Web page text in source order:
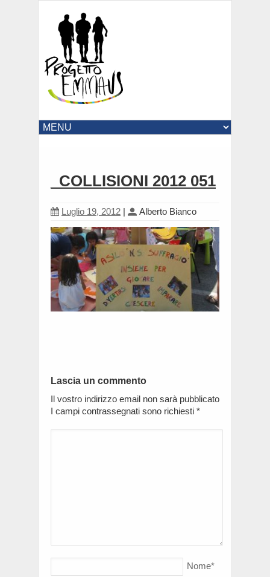
_COLLISIONI 2012 051
Luglio 19, 2012 | Alberto Bianco
Lascia un commento
Il vostro indirizzo email non sarà pubblicato
I campi contrassegnati sono richiesti *
Nome*